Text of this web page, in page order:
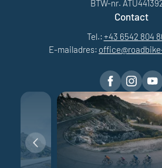
BTW-nr.
Contact
Tel.: +43 6542 804
E-mailadres: office@